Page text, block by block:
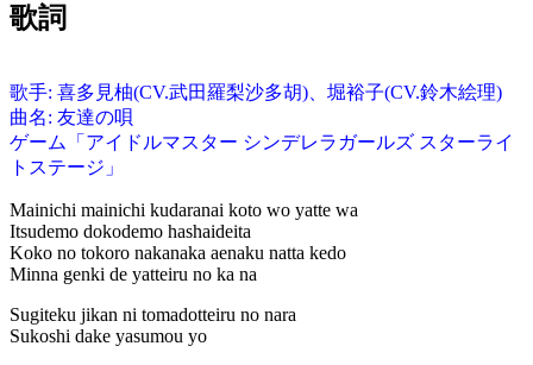
歌詞
歌手: 喜多見柚(CV.武田羅梨沙多胡)、堀裕子(CV.鈴木絵理)
曲名: 友達の唄
ゲーム「アイドルマスター シンデレラガールズ スターライ
トステージ」
Mainichi mainichi kudaranai koto wo yatte wa
Itsudemo dokodemo hashaideita
Koko no tokoro nakanaka aenaku natta kedo
Minna genki de yatteiru no ka na
Sugiteku jikan ni tomadotteiru no nara
Sukoshi dake yasumou yo